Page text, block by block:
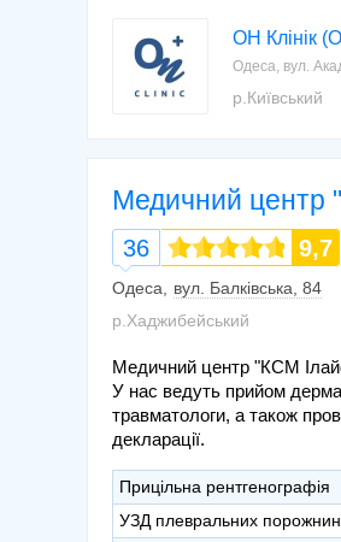
ОН Клінік
Одеса, вул.
р.Київський
Медичний центр
36 9,7
Одеса
вул. Балківська, 84
р.Хаджибейський
Медичний центр "КСМ
У нас ведуть прийом
травматологи, а також
декларації.
Прицільна рентгенографія
УЗД плевральних порожнин